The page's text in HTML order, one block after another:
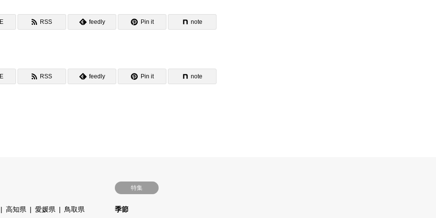
RSS feedly Pin it note
RSS feedly Pin it note
高知県 愛媛県 鳥取県
特集
季節